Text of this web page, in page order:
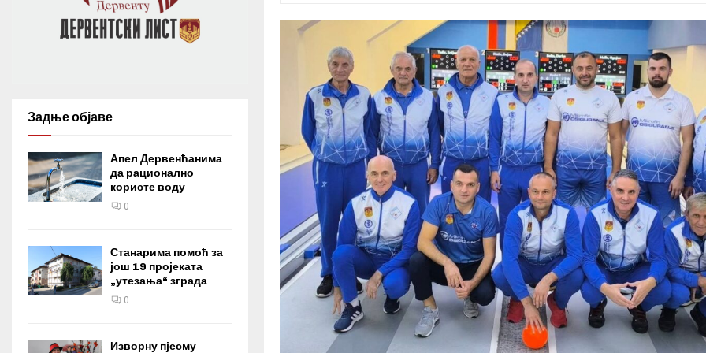
Задње објаве
Апел Дервенћанима
да рационално
користе воду
0
Станарима помоћ за
још 19 пројеката
„утезања“ зграда
0
Изворну пјесму